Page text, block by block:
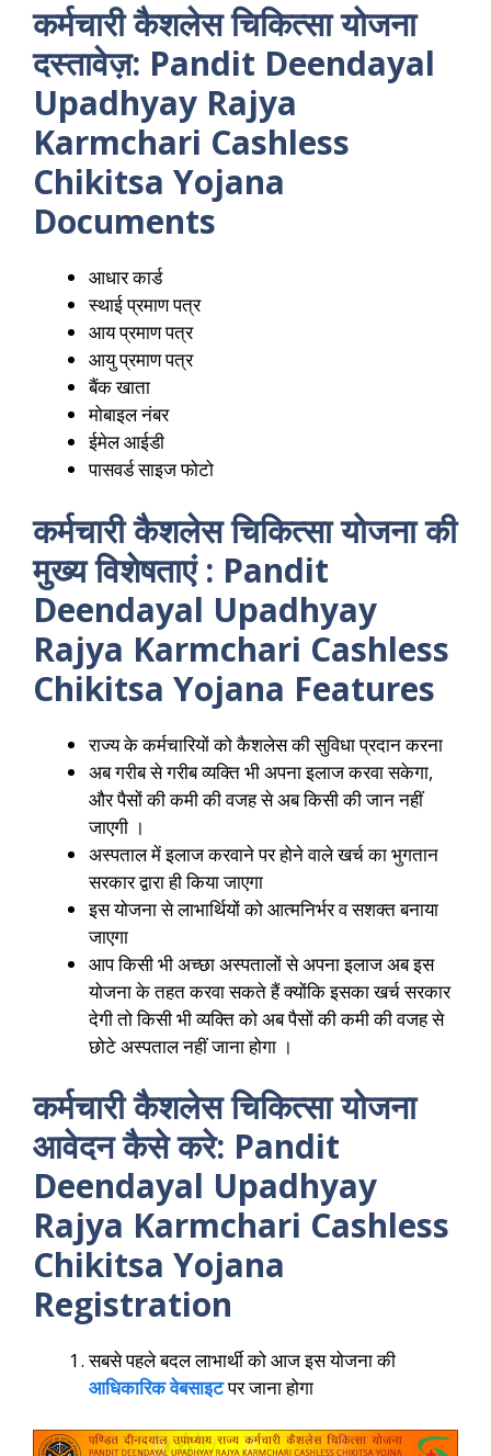
कर्मचारी कैशलेस चिकित्सा योजना
दस्तावेज़: Pandit Deendayal
Upadhyay Rajya
Karmchari Cashless
Chikitsa Yojana
Documents
आधार कार्ड
स्थाई प्रमाण पत्र
आय प्रमाण पत्र
आयु प्रमाण पत्र
बैंक खाता
मोबाइल नंबर
ईमेल आईडी
पासवर्ड साइज फोटो
कर्मचारी कैशलेस चिकित्सा योजना की
मुख्य विशेषताएं : Pandit
Deendayal Upadhyay
Rajya Karmchari Cashless
Chikitsa Yojana Features
राज्य के कर्मचारियों को कैशलेस की सुविधा प्रदान करना
अब गरीब से गरीब व्यक्ति भी अपना इलाज करवा सकेगा,
और पैसों की कमी की वजह से अब किसी की जान नहीं
जाएगी ।
अस्पताल में इलाज करवाने पर होने वाले खर्च का भुगतान
सरकार द्वारा ही किया जाएगा
इस योजना से लाभार्थियों को आत्मनिर्भर व सशक्त बनाया
जाएगा
आप किसी भी अच्छा अस्पतालों से अपना इलाज अब इस
योजना के तहत करवा सकते हैं क्योंकि इसका खर्च सरकार
देगी तो किसी भी व्यक्ति को अब पैसों की कमी की वजह से
छोटे अस्पताल नहीं जाना होगा ।
कर्मचारी कैशलेस चिकित्सा योजना
आवेदन कैसे करे: Pandit
Deendayal Upadhyay
Rajya Karmchari Cashless
Chikitsa Yojana
Registration
सबसे पहले बदल लाभार्थी को आज इस योजना की
आधिकारिक वेबसाइटपर जाना होगा